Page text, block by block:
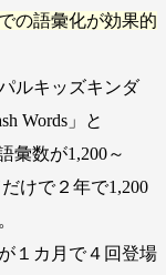
の語彙化が効果的
ルキッズキンダ
Words」と
彙数が1,200～
けで２年で1,200
１カ月で４回登場